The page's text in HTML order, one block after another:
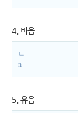
4. 비음
ㄴ
n
5. 유음